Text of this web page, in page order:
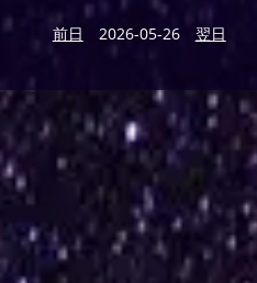
前日 2026-05-26 翌日